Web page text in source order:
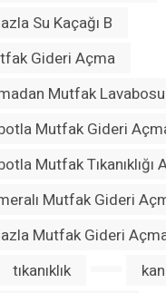
Su Kaçağı B
Gideri Açma
Mutfak
Mutfak Gideri
Mutfak Tıkanıklığı
Mutfak Gideri
Mutfak Gideri
tıkanıklık